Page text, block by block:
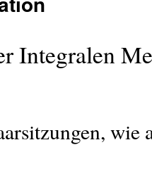
Integralen
wie